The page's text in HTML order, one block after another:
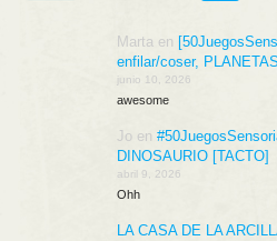
Martaen
enfilar/coser,
junio 10, 2026
awesome
Jo en
DINOSAURIO [TACTO]
abril 9, 2026
Ohh
LA CASA DE LA